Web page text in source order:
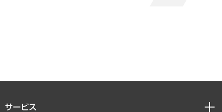
サービス